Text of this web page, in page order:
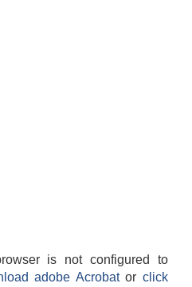
is not configured to
adobe Acrobatorclick